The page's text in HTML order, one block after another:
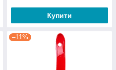
Купити
–11%